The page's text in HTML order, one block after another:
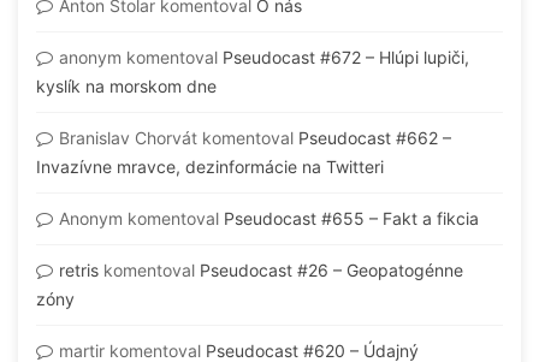
Anton Stolar komentoval O nás
anonym komentoval Pseudocast #672 – Hlúpi lupiči,
kyslík na morskom dne
Branislav Chorvát komentoval Pseudocast #662 –
Invazívne mravce, dezinformácie na Twitteri
Anonym komentoval Pseudocast #655 – Fakt a fikcia
retris komentoval Pseudocast #26 – Geopatogénne
zóny
martir komentoval Pseudocast #620 – Údajný